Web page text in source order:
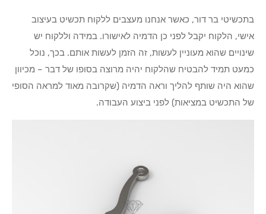
בתכשיטי בר דור, כאשר אנחנו מעצבים ללקוח תכשיט בעיצוב
אישי, הלקוח יקבל לפני כן הדמיה לאישורו. במידה וללקוח יש
שינויים שהוא מעוניין לעשות, זה הזמן לעשות אותם. בכך, נוכל
כמעט תמיד להבטיח שהלקוח יהיה מרוצה בסופו של דבר – מכיוון
שהוא היה שותף להליך וראה הדמיה (שקרובה מאוד למראה הסופי
של התכשיט במציאות) לפני ביצוע העבודה.